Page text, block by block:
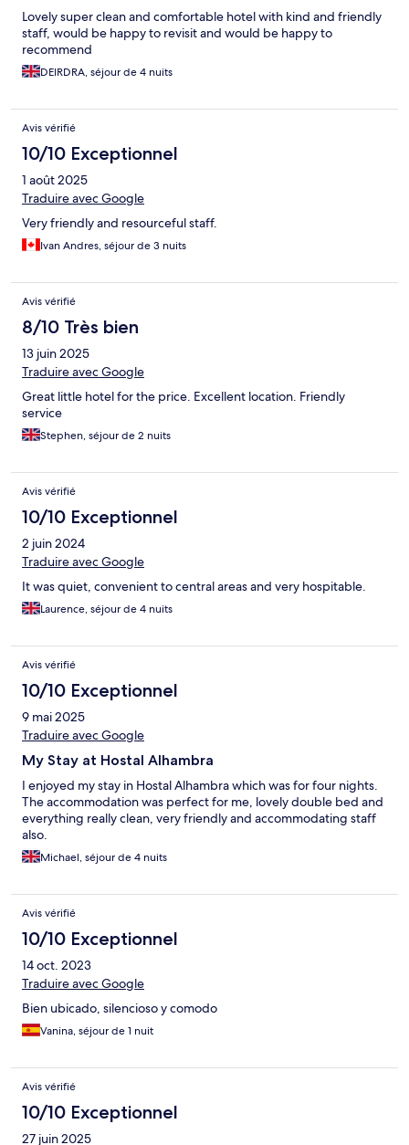
Lovely super clean and comfortable hotel with kind and friendly
staff, would be happy to revisit and would be happy to
recommend
DEIRDRA, séjour de 4 nuits
Avis vérifié
10/10 Exceptionnel
1 août 2025
Traduire avec Google
Very friendly and resourceful staff.
Ivan Andres, séjour de 3 nuits
Avis vérifié
8/10 Très bien
13 juin 2025
Traduire avec Google
Great little hotel for the price. Excellent location. Friendly
service
Stephen, séjour de 2 nuits
Avis vérifié
10/10 Exceptionnel
2 juin 2024
Traduire avec Google
It was quiet, convenient to central areas and very hospitable.
Laurence, séjour de 4 nuits
Avis vérifié
10/10 Exceptionnel
9 mai 2025
Traduire avec Google
My Stay at Hostal Alhambra
I enjoyed my stay in Hostal Alhambra which was for four nights.
The accommodation was perfect for me, lovely double bed and
everything really clean, very friendly and accommodating staff
also.
Michael, séjour de 4 nuits
Avis vérifié
10/10 Exceptionnel
14 oct. 2023
Traduire avec Google
Bien ubicado, silencioso y comodo
Vanina, séjour de 1 nuit
Avis vérifié
10/10 Exceptionnel
27 juin 2025